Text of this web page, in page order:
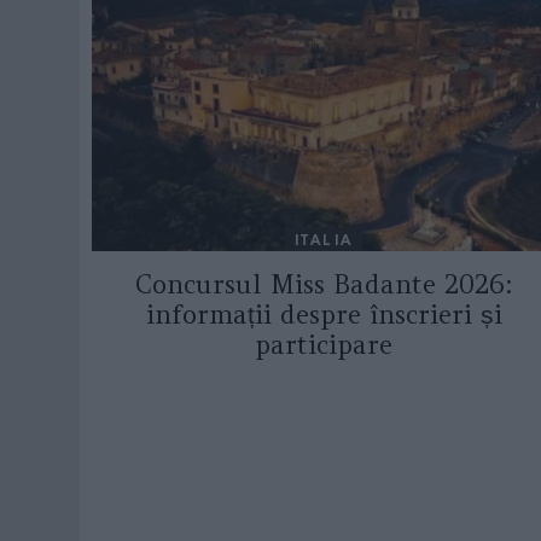
ITALIA
Concursul Miss Badante 2026:
informații despre înscrieri și
participare